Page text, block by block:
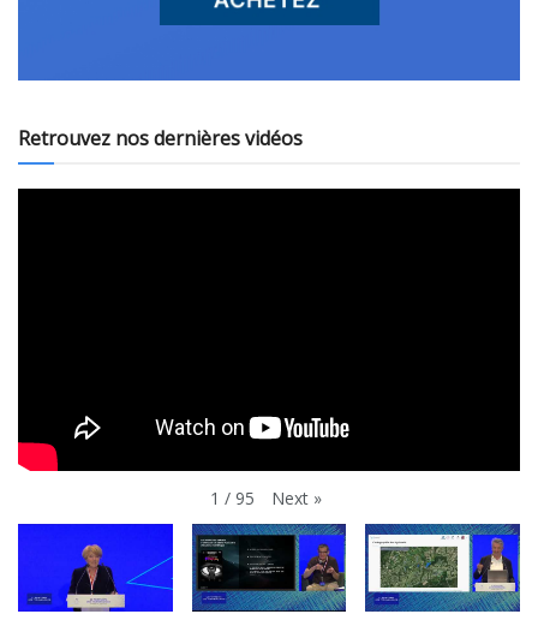
Retrouvez nos dernières vidéos
1 / 95 Next »